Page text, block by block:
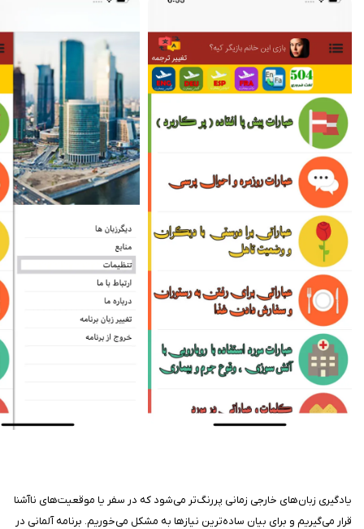
یادگیری زبان‌های خارجی زمانی پررنگ‌تر می‌شود که در سفر یا موقعیت‌های ناآشنا
قرار می‌گیریم و برای بیان ساده‌ترین نیازها به مشکل می‌خوریم. برنامه آلمانی در